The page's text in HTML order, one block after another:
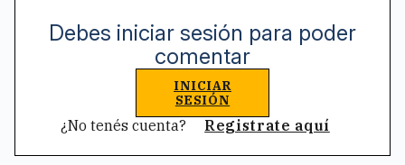
Debes iniciar sesión para poder
comentar
INICIAR
SESIÓN
¿No tenés cuenta? Registrate aquí